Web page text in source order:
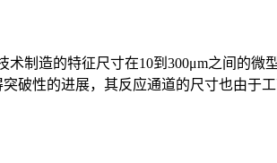
制造的特征尺寸在10到300μm之间的微
破性的进展，其反应通道的尺寸也由